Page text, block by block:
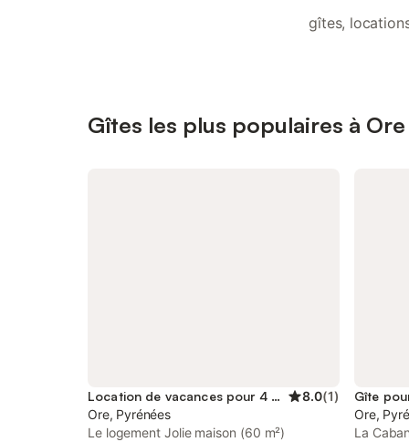
gîtes,
Gîtes les plus populaires à Ore
Location de vacances pour 4 personnes 8.0(1)
Ore, Pyrénées
Le logement Jolie maison (60 m²)
Gîte
Ore,
La